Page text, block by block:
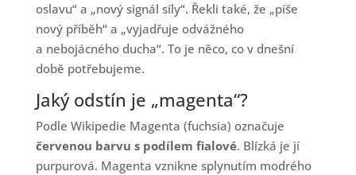
oslavu“ a „nový signál síly“. Řekli také, že „píše
nový příběh“ a „vyjadřuje odvážného
a nebojácného ducha“. To je něco, co v dnešní
době potřebujeme.
Jaký odstín je „magenta“?
Podle Wikipedie Magenta (fuchsia) označuje
červenou barvu s podílem fialové. Blízká je jí
purpurová. Magenta vznikne splynutím modrého